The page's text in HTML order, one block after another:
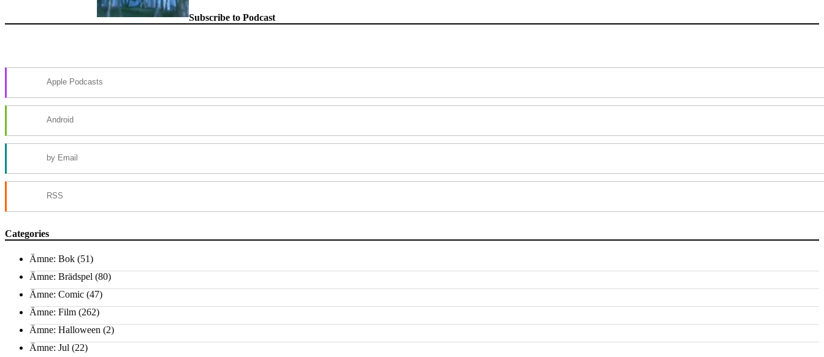
Subscribe to Podcast
Apple Podcasts
Android
by Email
RSS
Categories
Ämne: Bok (51)
Ämne: Brädspel (80)
Ämne: Comic (47)
Ämne: Film (262)
Ämne: Halloween (2)
Ämne: Jul (22)